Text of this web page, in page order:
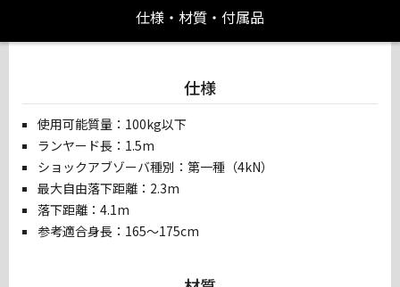
仕様・材質・付属品
仕様
使用可能質量：100kg以下
ランヤード長：1.5m
ショックアブゾーバ種別：第一種（4kN）
最大自由落下距離：2.3m
落下距離：4.1m
参考適合身長：165～175cm